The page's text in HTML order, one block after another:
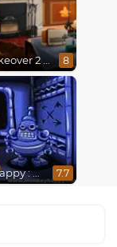
Home Makeover 2 Hidden Object 8
Monkey Happy : Stage 0112 7.7